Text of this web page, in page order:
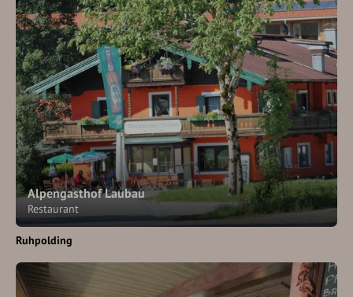
Alpengasthof Laubau
Restaurant
Ruhpolding